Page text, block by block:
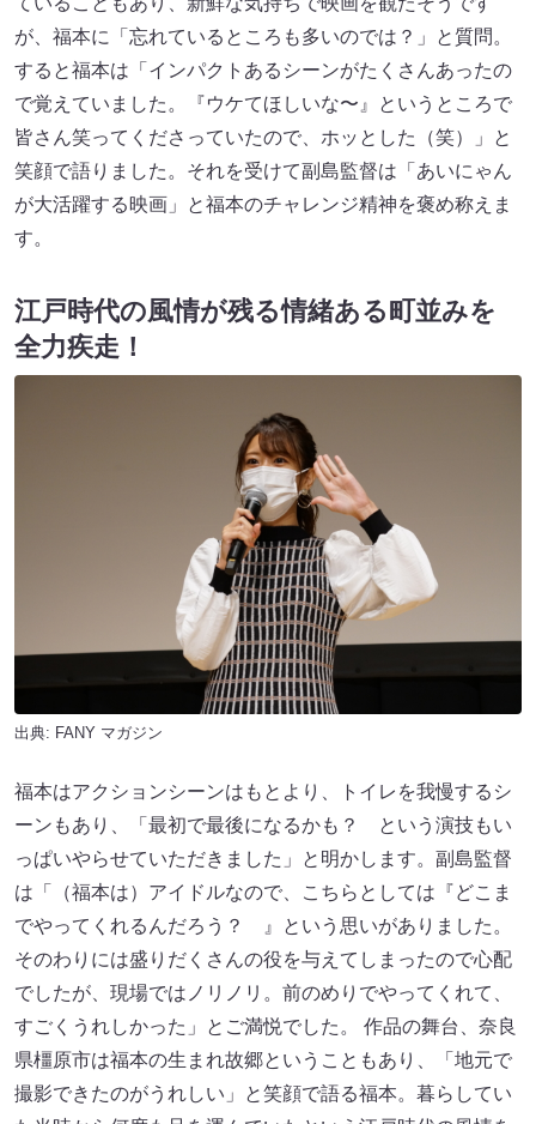
が、福本に「忘れているところも多いのでは？」と質問。
すると福本は「インパクトあるシーンがたくさんあったの
で覚えていました。『ウケてほしいな〜』というところで
皆さん笑ってくださっていたので、ホッとした（笑）」と
笑顔で語りました。それを受けて副島監督は「あいにゃん
が大活躍する映画」と福本のチャレンジ精神を褒め称えま
す。
江戸時代の風情が残る情緒ある町並みを
全力疾走！
出典: FANY マガジン
福本はアクションシーンはもとより、トイレを我慢するシ
ーンもあり、「最初で最後になるかも？ という演技もい
っぱいやらせていただきました」と明かします。副島監督
は「（福本は）アイドルなので、こちらとしては『どこま
でやってくれるんだろう？ 』という思いがありました。
そのわりには盛りだくさんの役を与えてしまったので心配
でしたが、現場ではノリノリ。前のめりでやってくれて、
すごくうれしかった」とご満悦でした。 作品の舞台、奈良
県橿原市は福本の生まれ故郷ということもあり、「地元で
撮影できたのがうれしい」と笑顔で語る福本。暮らしてい